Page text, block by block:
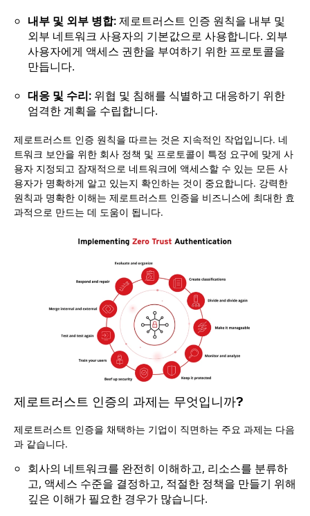
내부 및 외부 병합:제로트러스트 인증 원칙을 내부 및
외부 네트워크 사용자의 기본값으로 사용합니다. 외부
사용자에게 액세스 권한을 부여하기 위한 프로토콜을
만듭니다.
대응 및 수리: 위협 및 침해를 식별하고 대응하기 위한
엄격한 계획을 수립합니다.
제로트러스트 인증 원칙을 따르는 것은 지속적인 작업입니다. 네
트워크 보안을 위한 회사 정책 및 프로토콜이 특정 요구에 맞게 사
용자 지정되고 잠재적으로 네트워크에 액세스할 수 있는 모든 사
용자가 명확하게 알고 있는지 확인하는 것이 중요합니다. 강력한
원칙과 명확한 이해는 제로트러스트 인증을 비즈니스에 최대한 효
과적으로 만드는 데 도움이 됩니다.
제로트러스트 인증의 과제는 무엇입니까?
제로트러스트 인증을 채택하는 기업이 직면하는 주요 과제는 다음
과 같습니다.
회사의 네트워크를 완전히 이해하고, 리소스를 분류하
고, 액세스 수준을 결정하고, 적절한 정책을 만들기 위해
깊은 이해가 필요한 경우가 많습니다.